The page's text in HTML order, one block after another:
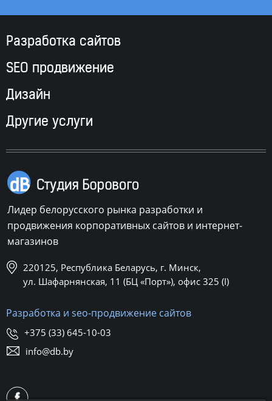
Разработка сайтов
SEO продвижение
Дизайн
Другие услуги
Лидер белорусского рынка разработки и
продвижения корпоративных сайтов и интернет-
магазинов
220125, Республика Беларусь, г. Минск,
ул. Шафарнянская, 11 (БЦ «Порт»), офис 325 (I)
Разработка и seo-продвижение сайтов
+375 (33) 645-10-03
info@db.by